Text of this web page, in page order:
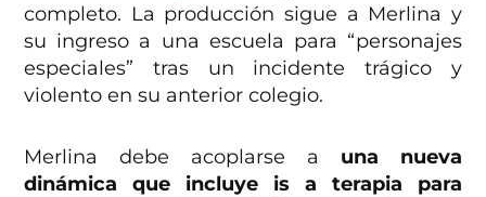
completo. La producción sigue a Merlina y
su ingreso a una escuela para “personajes
especiales” tras un incidente trágico y
violento en su anterior colegio.
Merlina debe acoplarse a una nueva
dinámica que incluye is a terapia para